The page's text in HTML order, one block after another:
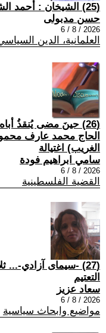
(25) الشيخان : أحمد الشرع ونعيم قاسم
حسن مدبولى
2026 / 8 / 6
العلمانية، الدين
(26) حينَ مضى يُنقذُ
الحاج محمد عارف
الغريب) اغتيالة
سامي ابراهيم فودة
2026 / 8 / 6
القضية الفلسطينية
(27) -سيمای آزادي-...
التعتيم
سعاد عزيز
2026 / 8 / 6
مواضيع وابحاث سياسية